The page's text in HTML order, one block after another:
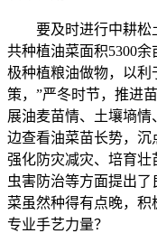
要及时进行中耕松
共种植油菜面积5300
极种植粮油做物，以
策，”严冬时节，推进
展油麦苗情、土壤墒
边查看油菜苗长势，沉
强化防灾减灾、培育
虫害防治等方面提出了
菜虽然种得有点晚，
专业手艺力量？